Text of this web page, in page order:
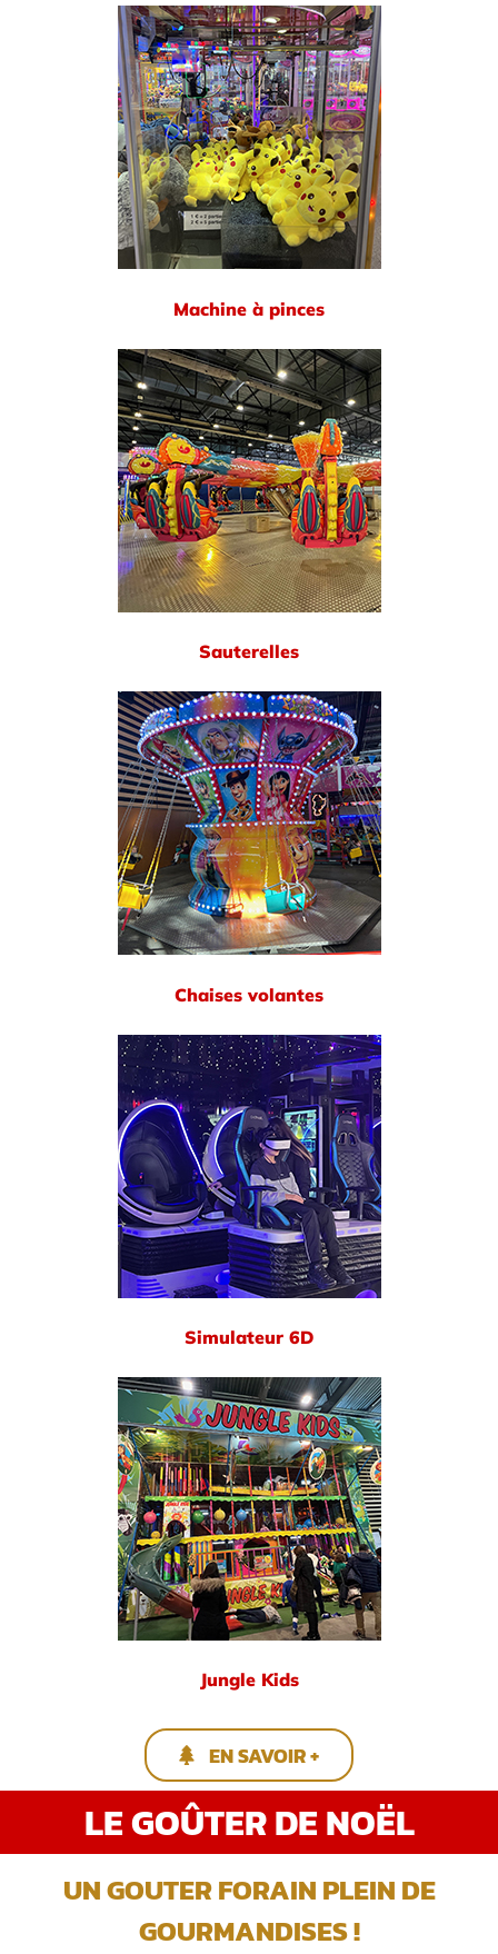
Machine à pinces
Sauterelles
Chaises volantes
Simulateur 6D
Jungle Kids
EN SAVOIR +
LE GOÛTER DE NOËL
UN GOUTER FORAIN PLEIN DE
GOURMANDISES !